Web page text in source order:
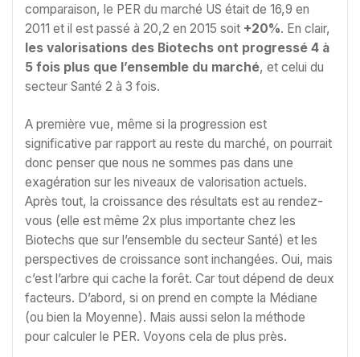
comparaison, le PER du marché US était de 16,9 en
2011 et il est passé à 20,2 en 2015 soit +20%. En clair,
les valorisations des Biotechs ont progressé 4 à
5 fois plus que l’ensemble du marché, et celui du
secteur Santé 2 à 3 fois.
A première vue, même si la progression est
significative par rapport au reste du marché, on pourrait
donc penser que nous ne sommes pas dans une
exagération sur les niveaux de valorisation actuels.
Après tout, la croissance des résultats est au rendez-
vous (elle est même 2x plus importante chez les
Biotechs que sur l’ensemble du secteur Santé) et les
perspectives de croissance sont inchangées. Oui, mais
c’est l’arbre qui cache la forêt. Car tout dépend de deux
facteurs. D’abord, si on prend en compte la Médiane
(ou bien la Moyenne). Mais aussi selon la méthode
pour calculer le PER. Voyons cela de plus près.